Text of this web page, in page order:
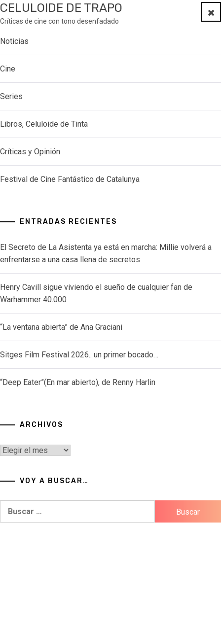
CELULOIDE DE TRAPO
Críticas de cine con tono desenfadado
Noticias
Cine
Series
Libros, Celuloide de Tinta
Críticas y Opinión
Festival de Cine Fantástico de Catalunya
ENTRADAS RECIENTES
El Secreto de La Asistenta ya está en marcha: Millie volverá a
enfrentarse a una casa llena de secretos
Henry Cavill sigue viviendo el sueño de cualquier fan de
Warhammer 40.000
“La ventana abierta” de Ana Graciani
Sitges Film Festival 2026.. un primer bocado…
“Deep Eater”(En mar abierto), de Renny Harlin
ARCHIVOS
Archivos
VOY A BUSCAR…